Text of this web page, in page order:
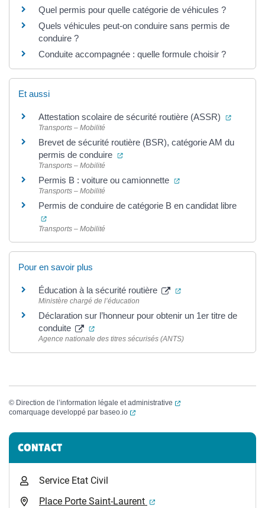
Quel permis pour quelle catégorie de véhicules ?
Quels véhicules peut-on conduire sans permis de
conduire ?
Conduite accompagnée : quelle formule choisir ?
Et aussi
Attestation scolaire de sécurité routière (ASSR)
Transports – Mobilité
Brevet de sécurité routière (BSR), catégorie AM du
permis de conduire
(ouverture dans un nouvel onglet)
Transports – Mobilité
Permis B : voiture ou camionnette (ouverture dans un
Transports – Mobilité
Permis de conduire de catégorie B en candidat libre
(ouverture dans un nouvel onglet)
Transports – Mobilité
Pour en savoir plus
Éducation à la sécurité routière (ouverture dans un
Ministère chargé de l’éducation
Déclaration sur l’honneur pour obtenir un 1er titre de
conduite
(ouverture dans un nouvel onglet)
Agence nationale des titres sécurisés (ANTS)
© Direction de l’information légale et administrative
(ouverture dans un
comarquage developpé par baseo.io (ouverture dans un nouvel onglet)
Informations complémentaires
CONTACT
Service Etat Civil
Place Porte Saint-Laurent
(ouverture dans un